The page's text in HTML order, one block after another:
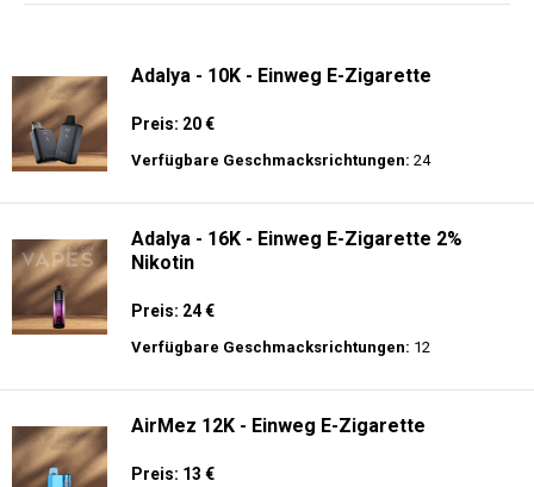
Adalya - 10K - Einweg E-Zigarette
Preis: 20 €
Verfügbare Geschmacksrichtungen: 24
Adalya - 16K - Einweg E-Zigarette 2%
Nikotin
Preis: 24 €
Verfügbare Geschmacksrichtungen: 12
AirMez 12K - Einweg E-Zigarette
Preis: 13 €